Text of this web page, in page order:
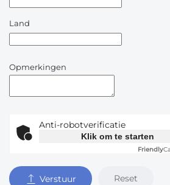
Land
Opmerkingen
Anti-robotverificatie
Klik om te starten
Friendly
Verstuur Reset